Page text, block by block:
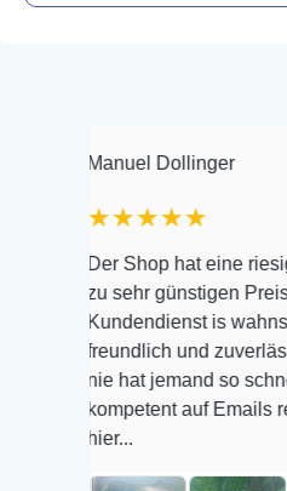
Dollinger
Shop hat eine riesige Auswahl
sehr günstigen Preisen. Der
is wahnsinnig
und zuverlässig, noch
hat jemand so schnell und
auf Emails reagiert wie